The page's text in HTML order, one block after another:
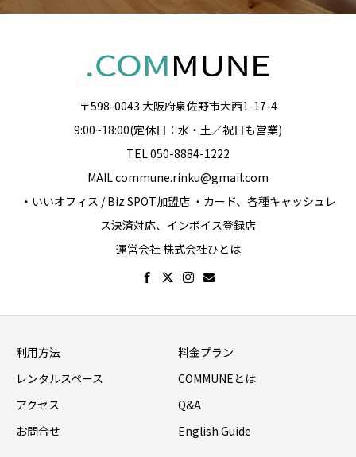
〒598-0043 大阪府泉佐野市大西1-17-4
9:00~18:00(定休日：水・土／祝日も営業)
TEL 050-8884-1222
MAIL commune.rinku@gmail.com
・いいオフィス / Biz SPOT加盟店 ・カード、各種キャッシュレ
ス決済対応、インボイス登録店
運営会社 株式会社ひとは
利用方法
料金プラン
レンタルスペース
COMMUNEとは
アクセス
Q&A
お問合せ
English Guide